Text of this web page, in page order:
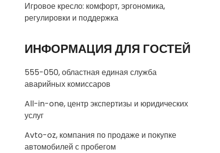
Игровое кресло: комфорт, эргономика,
регулировки и поддержка
ИНФОРМАЦИЯ ДЛЯ ГОСТЕЙ
555-050, областная единая служба
аварийных комиссаров
All-in-one, центр экспертизы и юридических
услуг
Avto-oz, компания по продаже и покупке
автомобилей с пробегом